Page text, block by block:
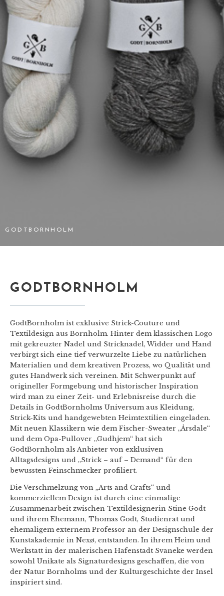
GODTBORNHOLM
GODTBORNHOLM
GodtBornholm ist exklusive Strick-Couture und
Textildesign aus Bornholm. Hinter dem klassischen Logo
mit gekreuzter Nadel und Stricknadel, Widder und Hand
verbirgt sich eine tief verwurzelte Liebe zu natürlichen
Materialien und dem kreativen Prozess, wo Qualität und
gutes Handwerk sich vereinen. Mit Schwerpunkt auf
origineller Formgebung und historischer Inspiration
wird man zu einer Zeit- und Erlebnisreise durch die
Details in GodtBornholms Universum aus Kleidung,
Strick-Kits und handgewebten Heimtextilien eingeladen.
Mit neuen Klassikern wie dem Fischer-Sweater „Årsdale“
und dem Opa-Pullover „Gudhjem“ hat sich
GodtBornholm als Anbieter von exklusiven
Alltagsdesigns und „Strick – auf – Demand“ für den
bewussten Feinschmecker profiliert.
Die Verschmelzung von „Arts and Crafts“ und
kommerziellem Design ist durch eine einmalige
Zusammenarbeit zwischen Textildesignerin Stine Godt
und ihrem Ehemann, Thomas Godt, Studienrat und
ehemaligem externem Professor an der Designschule der
Kunstakademie in Nexø, entstanden. In ihrem Heim und
Werkstatt in der malerischen Hafenstadt Svaneke werden
sowohl Unikate als Signaturdesigns geschaffen, die von
der Natur Bornholms und der Kulturgeschichte der Insel
inspiriert sind.